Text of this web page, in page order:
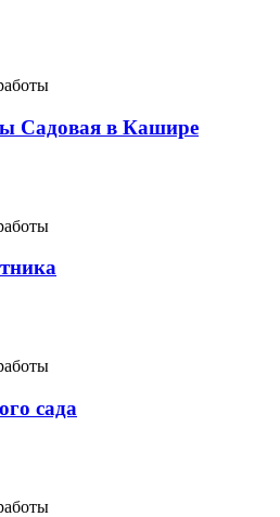
Садовая в Кашире
сада